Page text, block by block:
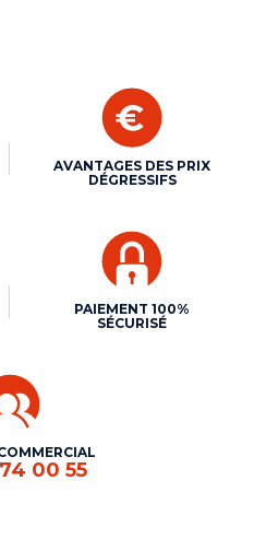
AVANTAGES DES PRIX
DÉGRESSIFS
PAIEMENT 100%
SÉCURISÉ
00 55